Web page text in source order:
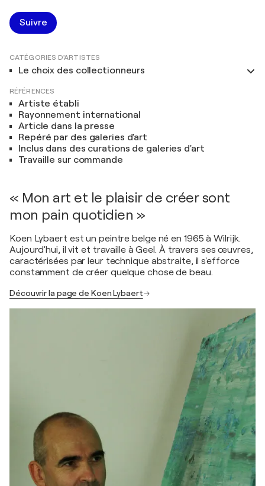
Suivre
CATÉGORIES D'ARTISTES
Le choix des collectionneurs
RÉFÉRENCES
Artiste établi
Rayonnement international
Article dans la presse
Repéré par des galeries d'art
Inclus dans des curations de galeries d'art
Travaille sur commande
« Mon art et le plaisir de créer sont
mon pain quotidien »
Koen Lybaert est un peintre belge né en 1965 à Wilrijk.
Aujourd'hui, il vit et travaille à Geel. À travers ses œuvres,
caractérisées par leur technique abstraite, il s'efforce
constamment de créer quelque chose de beau.
Découvrir la page de Koen Lybaert